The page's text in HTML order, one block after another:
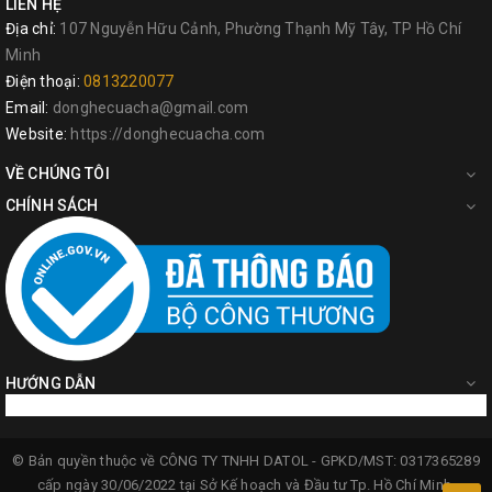
giá cả. Tiếp đó, đội ngũ chuyên viên sẽ tiến hành kiểm tra nghiêm
ngặt chất lượng sản phẩm đầu ra về các yếu tố như: độ cứng, vật
liệu cách nhiệt, mẫu mã sản phẩm, khả năng cắt... trước khi đưa vào
thị trường, đặc biệt là quá trình thử nghiệm về độ chống gỉ cao.
Công nghệ sản xuất hiện đại và được cải tiến liên tục nhằm đem đến
cải thiện chất lượng công việc một cách tối ưu. Dụng cụ TOLSEN
ngày càng cung cấp nhiều sản phẩm đa dạng và phong phú hơn.
LIÊN HỆ
Địa chỉ: 107 Nguyễn Hữu Cảnh, Phường Thạnh Mỹ Tây, TP Hồ Chí
Minh
Điện thoại: 0813220077
Email: donghecuacha@gmail.com
Website: https://donghecuacha.com
VỀ CHÚNG TÔI
CHÍNH SÁCH
HƯỚNG DẪN
© Bản quyền thuộc về CÔNG TY TNHH DATOL - GPKD/MST: 0317365289
cấp ngày 30/06/2022 tại Sở Kế hoạch và Đầu tư Tp. Hồ Chí Minh.